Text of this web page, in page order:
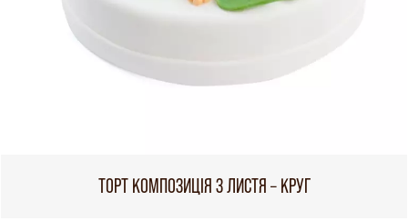
ТОРТ КОМПОЗИЦІЯ З ЛИСТЯ – КРУГ